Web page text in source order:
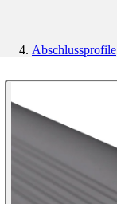
Abschlussprofile